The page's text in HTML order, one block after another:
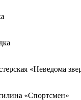
«Неведома
«Спортсмен»